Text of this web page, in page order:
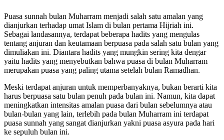
Puasa sunnah bulan Muharram menjadi salah satu amalan yang
dianjurkan terhadap umat Islam di bulan pertama Hijriah ini.
Sebagai landasannya, terdapat beberapa hadits yang mengulas
tentang anjuran dan keutamaan berpuasa pada salah satu bulan yang
dimuliakan ini. Diantara hadits yang mungkin sering kita dengar
yaitu hadits yang menyebutkan bahwa puasa di bulan Muharram
merupakan puasa yang paling utama setelah bulan Ramadhan.
Meski terdapat anjuran untuk memperbanyaknya, bukan berarti kita
harus berpuasa satu bulan penuh pada bulan ini. Namun, kita dapat
meningkatkan intensitas amalan puasa dari bulan sebelumnya atau
bulan-bulan yang lain, terlebih pada bulan Muharram ini terdapat
puasa sunnah yang sangat dianjurkan yakni puasa asyura pada hari
ke sepuluh bulan ini.